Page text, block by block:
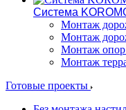
Система
Монтаж
Монтаж
Монтаж опор
Монтаж
Готовые проекты